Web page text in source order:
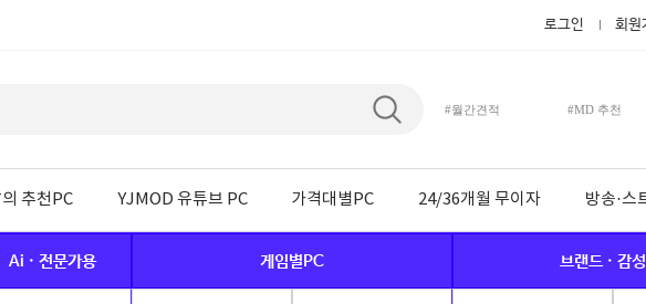
로그인 회원
#월간견적 #MD 추천
추천PC YJMOD 유튜브 PC 가격대별PC 24/36개월 무이자 방송·스
Ai · 전문가용 게임별PC 브랜드 · 감